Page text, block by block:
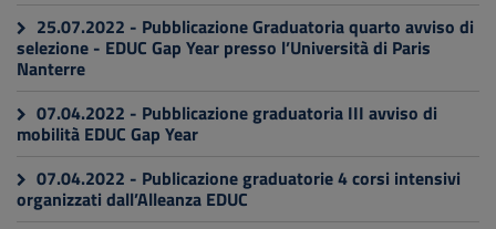
25.07.2022 - Pubblicazione Graduatoria quarto avviso di
selezione - EDUC Gap Year presso l’Università di Paris
Nanterre
07.04.2022 - Pubblicazione graduatoria III avviso di
mobilità EDUC Gap Year
07.04.2022 - Publicazione graduatorie 4 corsi intensivi
organizzati dall’Alleanza EDUC